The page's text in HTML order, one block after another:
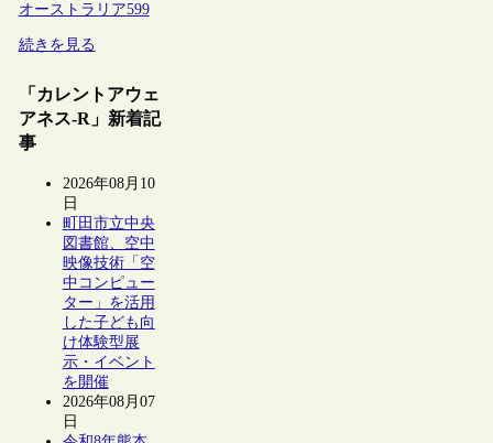
オーストラリア599
続きを見る
「カレントアウェ
アネス-R」新着記
事
2026年08月10
日
町田市立中央
図書館、空中
映像技術「空
中コンピュー
ター」を活用
した子ども向
け体験型展
示・イベント
を開催
2026年08月07
日